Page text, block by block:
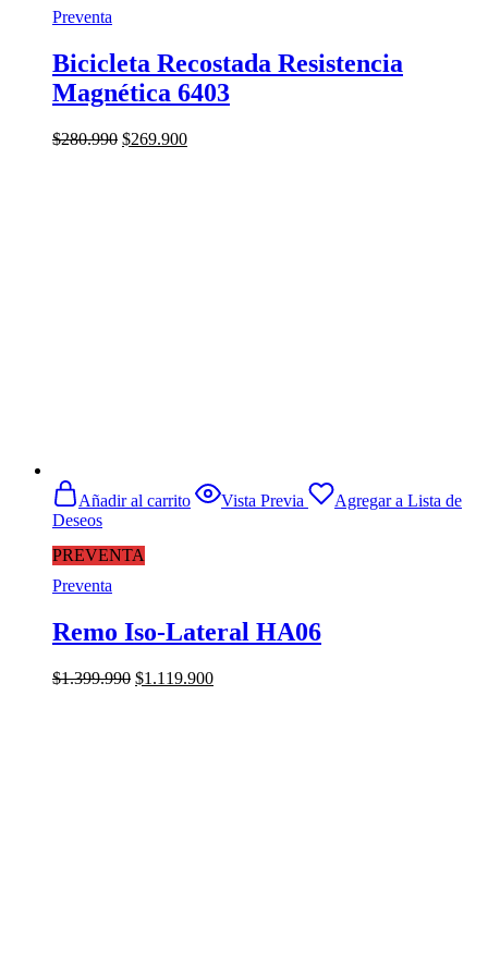
Preventa
Bicicleta Recostada Resistencia
Magnética 6403
$280.990 El
$269.900El
PREVENTA
Añadir al carrito Vista Previa
Agregar a Lista de
Deseos
Preventa
Remo Iso-Lateral HA06
$1.399.990 El
$1.119.900El